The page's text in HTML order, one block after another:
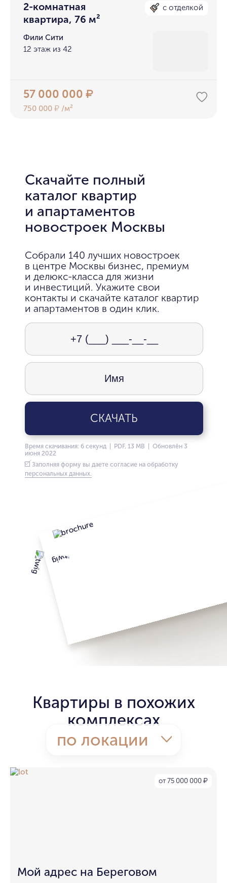
2-комнатная
квартира, 76 м²
с отделкой
Фили Сити
12 этаж из 42
57 000 000₽
750 000₽ /м²
Скачайте полный
каталог квартир
и апартаментов
новостроек Москвы
Собрали 140 лучших новостроек
в центре Москвы бизнес, премиум
и делюкс-класса для жизни
и инвестиций. Укажите свои
контакты и скачайте каталог квартир
и апартаментов в один клик.
СКАЧАТЬ
Время скачивания: 6 секунд | PDF, 13 MB | Обновлён 3
июня 2022
Заполняя форму вы даете согласие на обработку
персональных данных.
Квартиры в похожих
комплексах
по локации
от 75 000 000 ₽
Мой адрес на Береговом